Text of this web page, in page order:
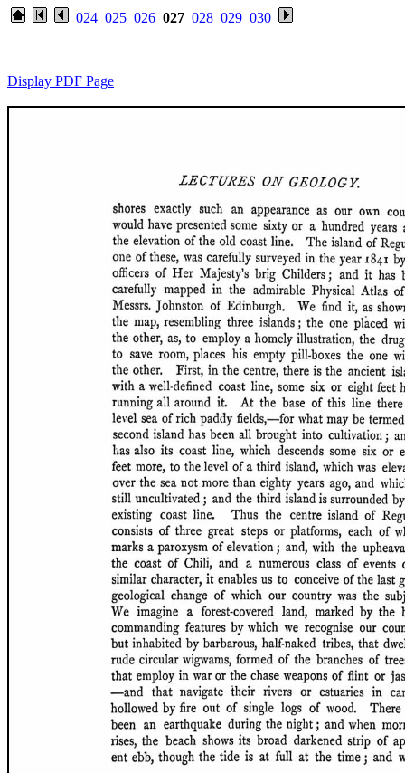
024 025 026 027 028 029 030
Display PDF Page